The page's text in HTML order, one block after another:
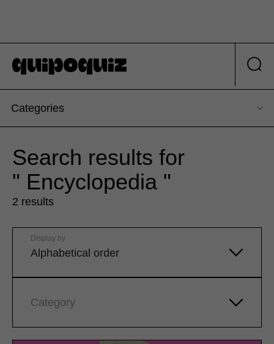
Categories
Search results for
" Encyclopedia "
2 results
Alphabetical order
Display by
Category